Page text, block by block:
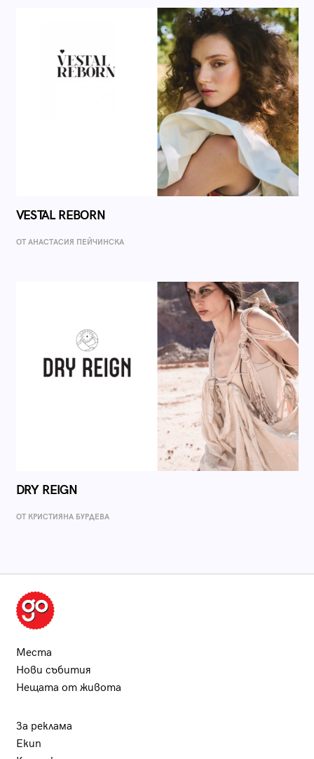
VESTAL REBORN
ОТ AНАСТАСИЯ ПЕЙЧИНСКА
DRY REIGN
ОТ КРИСТИЯНА БУРДЕВА
Места
Нови събития
Нещата от живота
За реклама
Екип